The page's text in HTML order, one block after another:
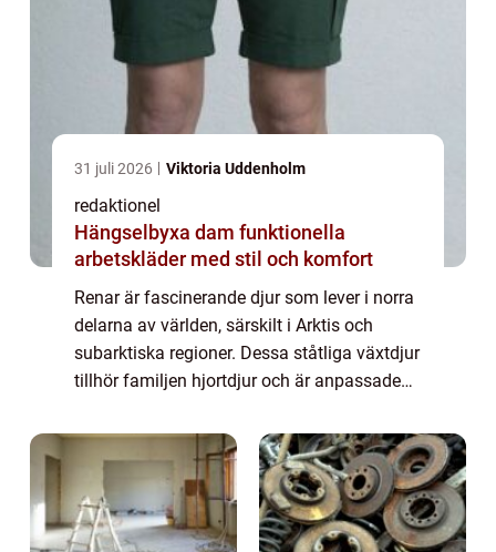
31 juli 2026 Viktoria Uddenholm
redaktionel
Hängselbyxa dam funktionella
arbetskläder med stil och komfort
Renar är fascinerande djur som lever i norra
delarna av världen, särskilt i Arktis och
subarktiska regioner. Dessa ståtliga växtdjur
tillhör familjen hjortdjur och är anpassade
denna artikel kommer vi att...